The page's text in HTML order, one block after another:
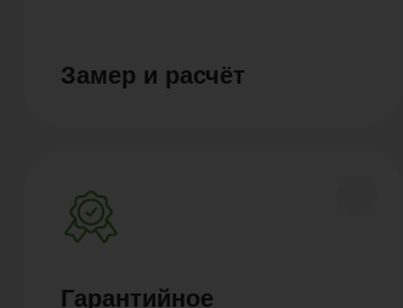
Замер и расчёт
Гарантийное